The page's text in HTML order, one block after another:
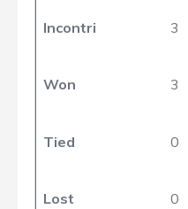
Incontri 3
Won 3
Tied 0
Lost 0